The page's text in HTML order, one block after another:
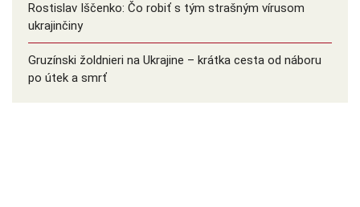
Rostislav Iščenko: Čo robiť s tým strašným vírusom
ukrajinčiny
Gruzínski žoldnieri na Ukrajine – krátka cesta od náboru
po útek a smrť